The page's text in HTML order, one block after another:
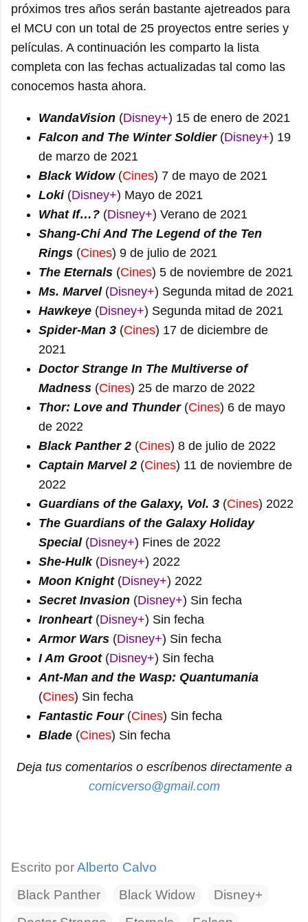
próximos tres años serán bastante ajetreados para
el MCU con un total de 25 proyectos entre series y
películas. A continuación les comparto la lista
completa con las fechas actualizadas tal como las
conocemos hasta ahora.
WandaVision (Disney+) 15 de enero de 2021
Falcon and The Winter Soldier(Disney+) 19
de marzo de 2021
Black Widow(Cines) 7 de mayo de 2021
Loki(Disney+) Mayo de 2021
What If…? (Disney+) Verano de 2021
Shang-Chi And The Legend of the Ten
Rings (Cines) 9 de julio de 2021
The Eternals (Cines) 5 de noviembre de 2021
Ms. Marvel(Disney+) Segunda mitad de 2021
Hawkeye (Disney+) Segunda mitad de 2021
Spider-Man 3 (Cines) 17 de diciembre de
2021
Doctor Strange In The Multiverse of
Madness (Cines) 25 de marzo de 2022
Thor: Love and Thunder(Cines) 6 de mayo
de 2022
Black Panther 2 (Cines) 8 de julio de 2022
Captain Marvel 2 (Cines) 11 de noviembre de
2022
Guardians of the Galaxy, Vol. 3 (Cines) 2022
The Guardians of the Galaxy Holiday
Special(Disney+) Fines de 2022
She-Hulk(Disney+) 2022
Moon Knight(Disney+) 2022
Secret Invasion (Disney+) Sin fecha
Ironheart(Disney+) Sin fecha
Armor Wars (Disney+) Sin fecha
I Am Groot(Disney+) Sin fecha
Ant-Man and the Wasp: Quantumania
(Cines) Sin fecha
Fantastic Four(Cines) Sin fecha
Blade (Cines) Sin fecha
Deja tus comentarios o escríbenos directamente a
comicverso@gmail.com
Escrito porAlberto Calvo
Black Panther
Black Widow
Disney+